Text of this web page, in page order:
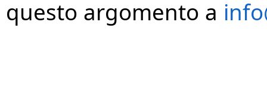
questo argomento a